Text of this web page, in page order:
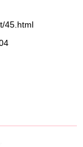
45.html